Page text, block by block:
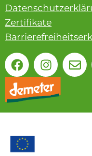
Zertifikate